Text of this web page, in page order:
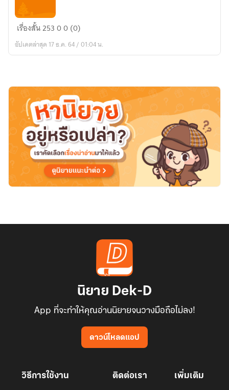
กฏ
การ
อยู่
ใน
รถ
ถนน
เส้น
แค
โรล
เรื่องสั้น25300 (0)
อัปเดตล่าสุด 17 ธ.ค. 64 / 01:04 น.
นิยาย Dek-D
App ที่จะทำให้คุณอ่านนิยายจนวางมือถือไม่ลง!
ดาวน์โหลดแอป
วิธีการใช้งาน ติดต่อเรา เพิ่มเติม